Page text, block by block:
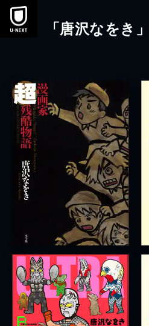
本文へスキップ
「唐沢なをき